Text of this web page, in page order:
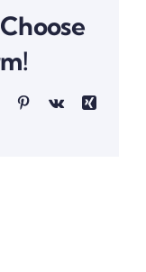
TumblrPinterestVk
Xing